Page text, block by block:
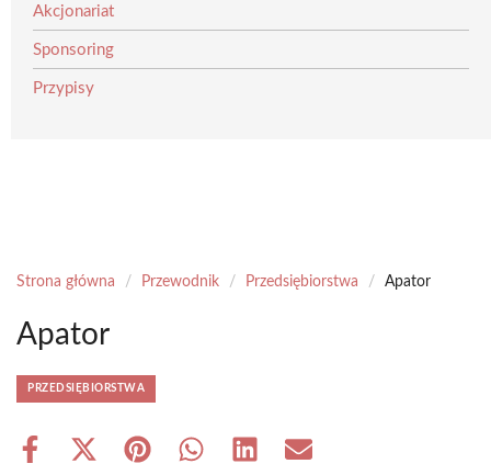
Akcjonariat
Sponsoring
Przypisy
Strona główna / Przewodnik / Przedsiębiorstwa / Apator
Apator
PRZEDSIĘBIORSTWA
Share
Share Share Share Share Share